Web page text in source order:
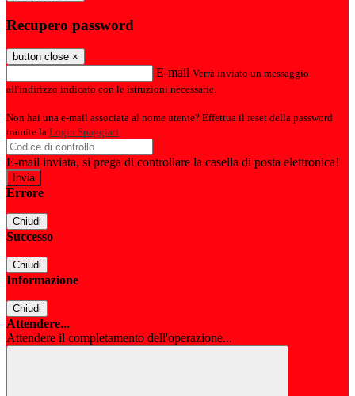
Recupero password
button close ×
E-mail Verrà inviato un messaggio
all'indirizzo indicato con le istruzioni necessarie.
Non hai una e-mail associata al nome utente? Effettua il reset della password
tramite la Login Spaggiari
E-mail inviata, si prega di controllare la casella di posta elettronica!
Errore
Chiudi
Successo
Chiudi
Informazione
Chiudi
Attendere...
Attendere il completamento dell'operazione...